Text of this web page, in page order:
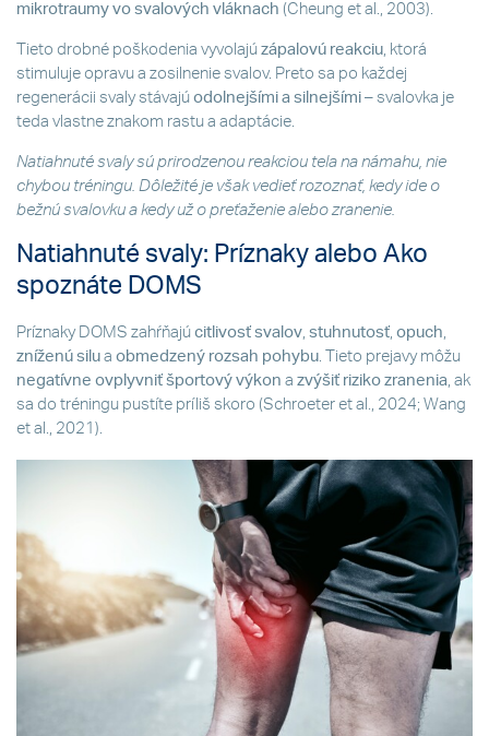
mikrotraumy vo svalových vláknach (Cheung et al., 2003).
Tieto drobné poškodenia vyvolajú zápalovú reakciu, ktorá
stimuluje opravu a zosilnenie svalov. Preto sa po každej
regenerácii svaly stávajú odolnejšími a silnejšími – svalovka je
teda vlastne znakom rastu a adaptácie.
Natiahnuté svaly sú prirodzenou reakciou tela na námahu, nie
chybou tréningu. Dôležité je však vedieť rozoznať, kedy ide o
bežnú svalovku a kedy už o preťaženie alebo zranenie.
Natiahnuté svaly: Príznaky alebo Ako
spoznáte DOMS
Príznaky DOMS zahŕňajú citlivosť svalov, stuhnutosť, opuch,
zníženú silu a obmedzený rozsah pohybu. Tieto prejavy môžu
negatívne ovplyvniť športový výkon a zvýšiť riziko zranenia, ak
sa do tréningu pustíte príliš skoro (Schroeter et al., 2024; Wang
et al., 2021).